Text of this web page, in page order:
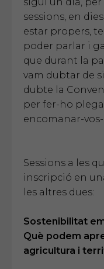
sessions, en
estar propers,
poder parlar i
que durant la
vam dubtar de
dubte la
per fer-ho
encomanar-vos-
Sessions a les
inscripció en
les altres dues:
Sostenibilitat
Què podem
agricultura i